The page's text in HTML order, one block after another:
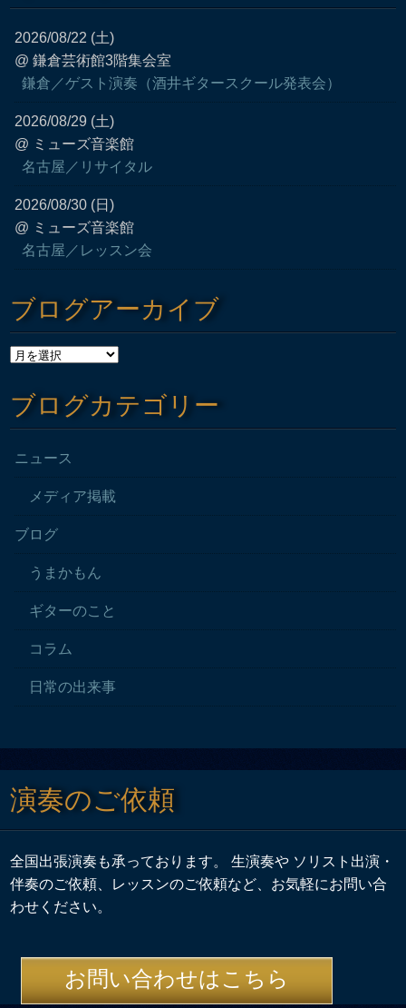
2026/08/22 (土)
@ 鎌倉芸術館3階集会室
鎌倉／ゲスト演奏（酒井ギタースクール発表会）
2026/08/29 (土)
@ ミューズ音楽館
名古屋／リサイタル
2026/08/30 (日)
@ ミューズ音楽館
名古屋／レッスン会
ブログアーカイブ
ブログカテゴリー
ニュース
メディア掲載
ブログ
うまかもん
ギターのこと
コラム
日常の出来事
演奏のご依頼
全国出張演奏も承っております。 生演奏や ソリスト出演・
伴奏のご依頼、レッスンのご依頼など、お気軽にお問い合
わせください。
お問い合わせはこちら